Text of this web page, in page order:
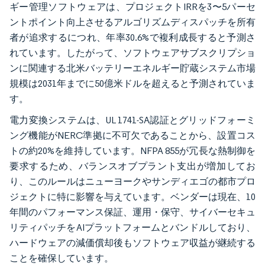
ギー管理ソフトウェアは、プロジェクトIRRを3〜5パーセ
ントポイント向上させるアルゴリズムディスパッチを所有
者が追求するにつれ、年率30.6%で複利成長すると予測さ
れています。したがって、ソフトウェアサブスクリプショ
ンに関連する北米バッテリーエネルギー貯蔵システム市場
規模は2031年までに50億米ドルを超えると予測されていま
す。
電力変換システムは、UL 1741-SA認証とグリッドフォーミ
ング機能がNERC準拠に不可欠であることから、設置コス
トの約20%を維持しています。NFPA 855が冗長な熱制御を
要求するため、バランスオブプラント支出が増加してお
り、このルールはニューヨークやサンディエゴの都市プロ
ジェクトに特に影響を与えています。ベンダーは現在、10
年間のパフォーマンス保証、運用・保守、サイバーセキュ
リティパッチをAIプラットフォームとバンドルしており、
ハードウェアの減価償却後もソフトウェア収益が継続する
ことを確保しています。